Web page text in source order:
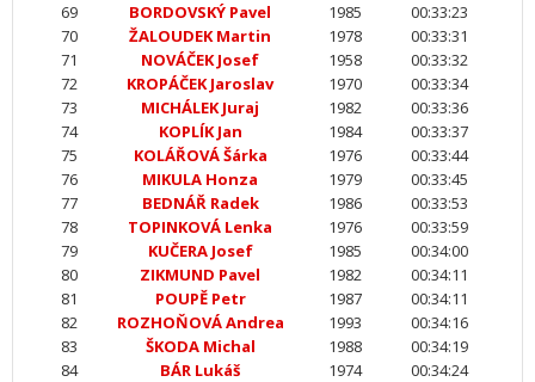
69
BORDOVSKÝ Pavel 1985
00:33:23
70
ŽALOUDEK Martin 1978
00:33:31
71
NOVÁČEK Josef 1958
00:33:32
72
KROPÁČEK Jaroslav 1970
00:33:34
73
MICHÁLEK Juraj 1982
00:33:36
74
KOPLÍK Jan 1984
00:33:37
75
KOLÁŘOVÁ Šárka 1976
00:33:44
76
MIKULA Honza 1979
00:33:45
77
BEDNÁŘ Radek 1986
00:33:53
78
TOPINKOVÁ Lenka 1976
00:33:59
79
KUČERA Josef 1985
00:34:00
80
ZIKMUND Pavel 1982
00:34:11
81
POUPĚ Petr 1987
00:34:11
82
ROZHOŇOVÁ Andrea 1993
00:34:16
83
ŠKODA Michal 1988
00:34:19
84
BÁR Lukáš 1974
00:34:24